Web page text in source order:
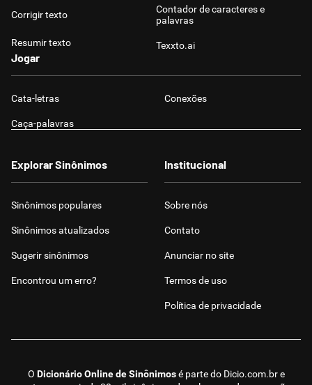
Corrigir texto
Resumir texto
Contador de caracteres e
palavras
Texxto.ai
Jogar
Cata-letras Conexões
Caça-palavras
O Dicionário Online de Sinônimosé parte do Dicio.com.bre
Explorar Sinônimos
Sinônimos populares
Sinônimos atualizados
Sugerir sinônimos
Encontrou um erro?
Institucional
Sobre nós
Contato
Anunciar no site
Termos de uso
Política de privacidade